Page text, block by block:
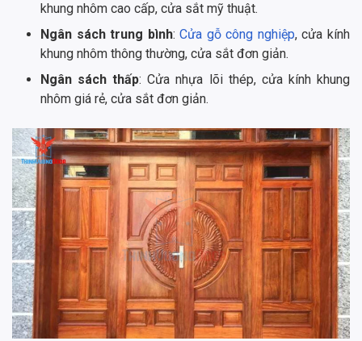
khung nhôm cao cấp, cửa sắt mỹ thuật.
Ngân sách trung bình:Cửa gỗ công nghiệp, cửa kính
khung nhôm thông thường, cửa sắt đơn giản.
Ngân sách thấp: Cửa nhựa lõi thép, cửa kính khung
nhôm giá rẻ, cửa sắt đơn giản.